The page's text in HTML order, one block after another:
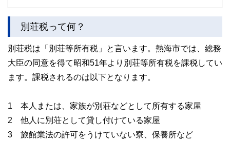
2級ファイナンシャル・プランニング技能士、ファイナンシ
ャルプランナー（AFP） 、住宅ローンアドバイザー、プライ
理人類学士、秘書技能検定、日商簿記検定、（産業カウンセ
ラー、心理相談員）
「今からはじめる 理想のセカンドライフを叶えるお金の作
別荘税って何？
別荘税は「別荘等所有税」と言います。熱海市では、総務
大臣の同意を得て昭和51年より別荘等所有税を課税してい
ます。課税されるのは以下となります。
1 本人または、家族が別荘などとして所有する家屋
2 他人に別荘として貸し付けている家屋
3 旅館業法の許可をうけていない寮、保養所など